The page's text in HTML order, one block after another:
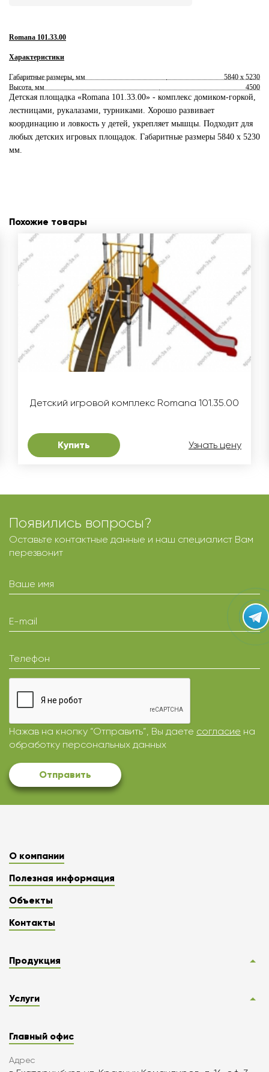
Romana 101.33.00
Характеристики
Габаритные размеры, мм
5840 х 5230
Высота, мм
4500
Детская площадка «Romana 101.33.00» - комплекс домиком-горкой,
лестницами, рукалазами, турниками. Хорошо развивает
координацию и ловкость у детей, укрепляет мышцы. Подходит для
любых детских игровых площадок. Габаритные размеры 5840 х 5230
мм.
Похожие товары
Детский игровой комплекс Romana 101.35.00
Купить Узнать цену
Появились вопросы?
Оставьте контактные данные и наш специалист Вам
перезвонит
Ваше имя
E-mail
Телефон
Нажав на кнопку “Отправить”, Вы даете согласие на
обработку персональных данных
Отправить
О компании
Полезная информация
Объекты
Контакты
Продукция
Услуги
Главный офис
Адрес